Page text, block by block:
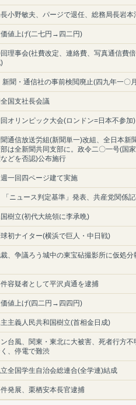
小野敏夫、パージで退任、総務局長岩本
価値上げ(二七円→四二円)
理事会(社費改定、連絡費、写真通信費
新聞・通信社の事前検閲廃止(四九年一〇
国支社長会議
オリンピック大会(ロンドン=日本不参加)
聞通信放送労組(新聞単一)改組、全日本新
は全新聞共同支部に。政令二〇一号(国
どを否認)公布施行
一回四ページ建て実施
「ニュース判定基準」発表、共産党関係
樹立(初代大統領に李承晩)
初ナイター(横浜で巨人・中日戦)
、争議ろう城中の東宝砧撮影所に仮処
容疑者として平沢貞通を逮捕
価値上げ(四二円→四四円)
主義人民共和国樹立(首相金日成)
台風、関東・東北に大被害、死者行方
、停電で難渋
全国学生自治会総連合(全学連)結成
発展、栗栖安本長官逮捕